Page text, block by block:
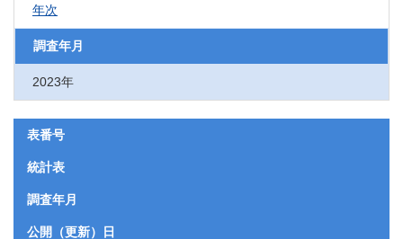
年次
調査年月
2023年
表番号
統計表
調査年月
公開（更新）日